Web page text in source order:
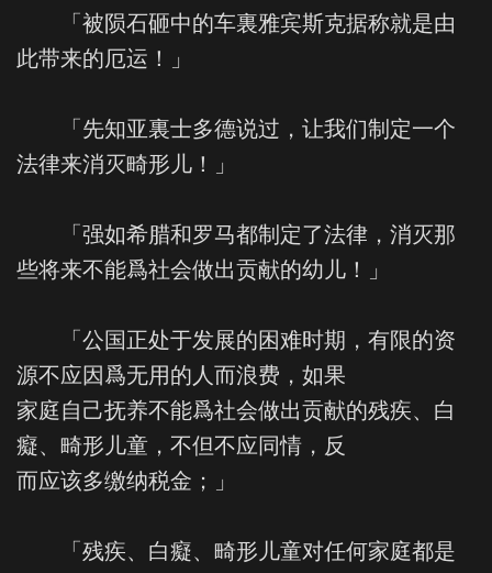
「被陨石砸中的车裏雅宾斯克据称就是由
此带来的厄运！」
「先知亚裏士多德说过，让我们制定一个
法律来消灭畸形儿！」
「强如希腊和罗马都制定了法律，消灭那
些将来不能爲社会做出贡献的幼儿！」
「公国正处于发展的困难时期，有限的资
源不应因爲无用的人而浪费，如果
家庭自己抚养不能爲社会做出贡献的残疾、白
癡、畸形儿童，不但不应同情，反
而应该多缴纳税金；」
「残疾、白癡、畸形儿童对任何家庭都是